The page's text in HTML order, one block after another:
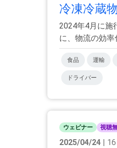
冷凍冷蔵
2024年4月に施
に、物流の効率
食品 運輸
ドライバー
ウェビナー 視聴
2025/04/24 |